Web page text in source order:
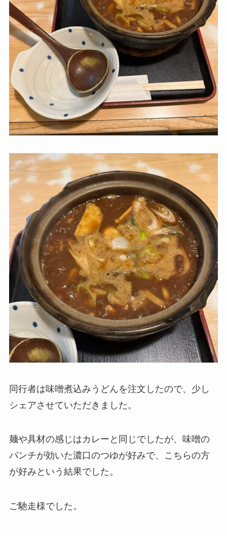
同行者は味噌煮込みうどんを注文したので、少し
シェアさせていただきました。
麺や具材の感じはカレーと同じでしたが、味噌の
パンチが効いた濃口のつゆが好みで、こちらの方
が好みという結果でした。
ご馳走様でした。